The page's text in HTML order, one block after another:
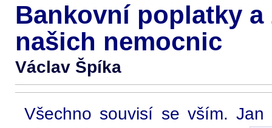
Bankovní poplatky a
našich nemocnic
Václav Špíka
Všechno souvisí se vším.